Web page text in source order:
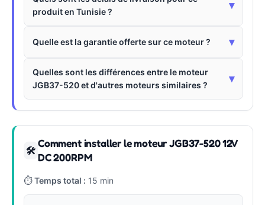
produit en Tunisie ?
▾
Quelle est la garantie offerte sur ce moteur ? ▾
Quelles sont les différences entre le moteur
JGB37-520 et d'autres moteurs similaires ?
▾
🛠
Comment installer le moteur JGB37-520 12V
DC 200RPM
⏱Temps total : 15 min